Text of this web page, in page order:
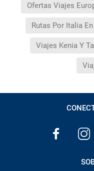
Ofertas Viajes
Rutas Por Italia
Viajes Kenia Y